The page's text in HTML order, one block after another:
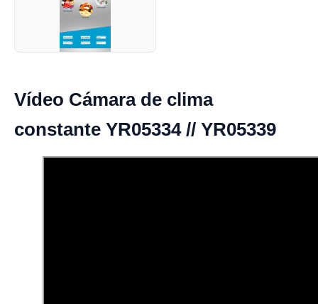
Vídeo Cámara de clima
constante YR05334 // YR05339